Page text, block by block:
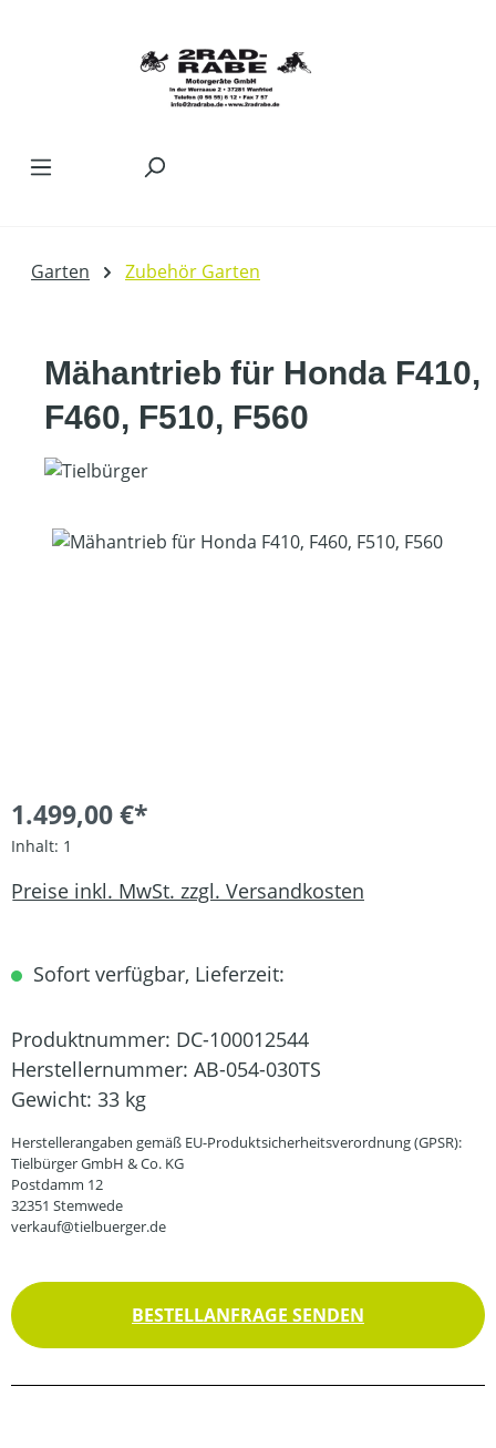
Garten Zubehör Garten
Mähantrieb für Honda F410,
F460, F510, F560
Bildergalerie überspringen
1.499,00 €*
Inhalt: 1
Preise inkl. MwSt. zzgl. Versandkosten
Sofort verfügbar, Lieferzeit:
Produktnummer: DC-100012544
Herstellernummer: AB-054-030TS
Gewicht: 33 kg
Herstellerangaben gemäß EU-Produktsicherheitsverordnung (GPSR):
Tielbürger GmbH & Co. KG
Postdamm 12
32351 Stemwede
verkauf@tielbuerger.de
BESTELLANFRAGE SENDEN